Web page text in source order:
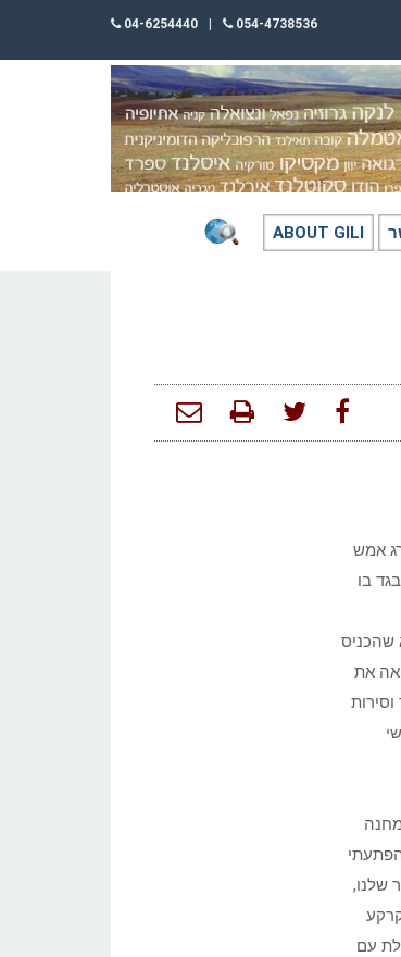
054-4738536
04-6254440
ABOUT GILI
אמש
בו
שהכניס
את
שלנו,
עם